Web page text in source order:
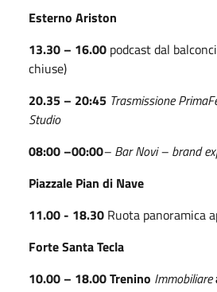
Esterno Ariston
13.30 – 16.00 podcast dal
chiuse)
20.35 – 20:45 Trasmissione
Studio
08:00 –00:00– Bar Novi – brand
Piazzale Pian di Nave
11.00 - 18.30 Ruota panoramica
Forte Santa Tecla
10.00 – 18.00 Trenino Immobiliare